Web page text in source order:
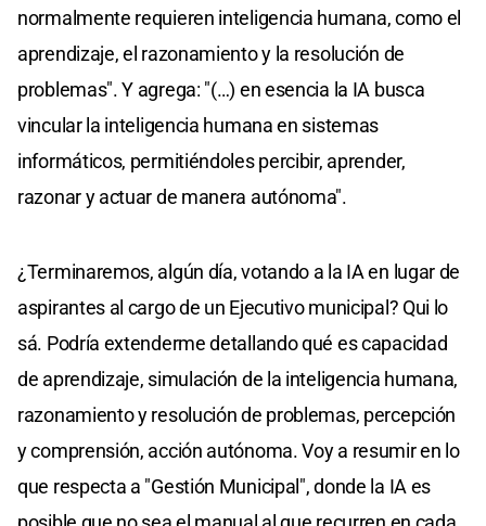
normalmente requieren inteligencia humana, como el
aprendizaje, el razonamiento y la resolución de
problemas". Y agrega: "(…) en esencia la IA busca
vincular la inteligencia humana en sistemas
informáticos, permitiéndoles percibir, aprender,
razonar y actuar de manera autónoma".
¿Terminaremos, algún día, votando a la IA en lugar de
aspirantes al cargo de un Ejecutivo municipal? Qui lo
sá. Podría extenderme detallando qué es capacidad
de aprendizaje, simulación de la inteligencia humana,
razonamiento y resolución de problemas, percepción
y comprensión, acción autónoma. Voy a resumir en lo
que respecta a "Gestión Municipal", donde la IA es